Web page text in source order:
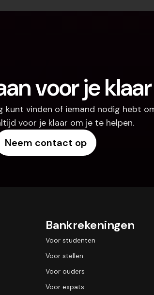
voor je klaar
kunt vinden of iemand nodig hebt
voor je klaar om je te helpen.
Neem contact op
Bankrekeningen
Voor studenten
Voor stellen
Voor ouders
Voor expats